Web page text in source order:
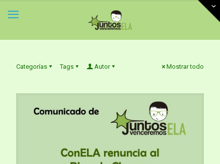
Categorías Tags Autor Mostrar todo